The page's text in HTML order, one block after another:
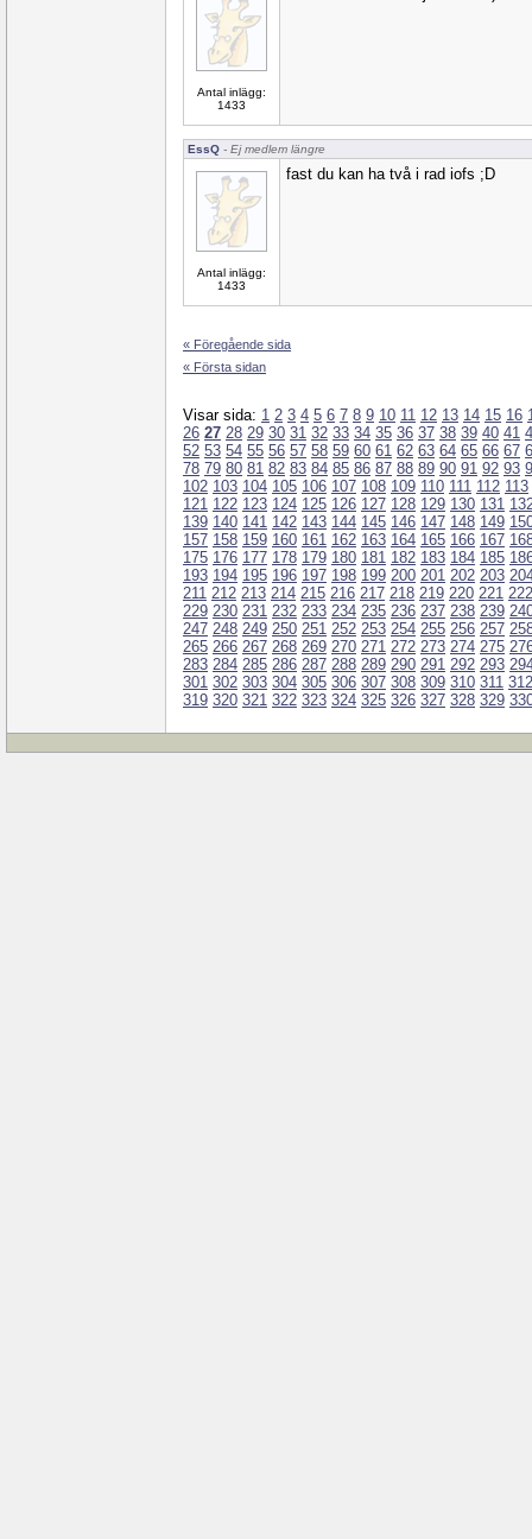
Antal inlägg:
1433
EssQ - Ej medlem längre
Antal inlägg:
1433
fast du kan ha två i rad iofs ;D
« Föregående sida
« Första sidan
Visar sida: 1 2 3 4 5 6 7 8 9 10 11 12 13 14 15 16
26 27 28 29 30 31 32 33 34 35 36 37 38 39 40 41
52 53 54 55 56 57 58 59 60 61 62 63 64 65 66 67
78 79 80 81 82 83 84 85 86 87 88 89 90 91 92 93
102 103 104 105 106 107 108 109 110 111 112 113
121 122 123 124 125 126 127 128 129 130 131
139 140 141 142 143 144 145 146 147 148 149
157 158 159 160 161 162 163 164 165 166 167
175 176 177 178 179 180 181 182 183 184 185
193 194 195 196 197 198 199 200 201 202 203
211 212 213 214 215 216 217 218 219 220 221 222
229 230 231 232 233 234 235 236 237 238 239
247 248 249 250 251 252 253 254 255 256 257
265 266 267 268 269 270 271 272 273 274 275
283 284 285 286 287 288 289 290 291 292 293
301 302 303 304 305 306 307 308 309 310 311 312
319 320 321 322 323 324 325 326 327 328 329